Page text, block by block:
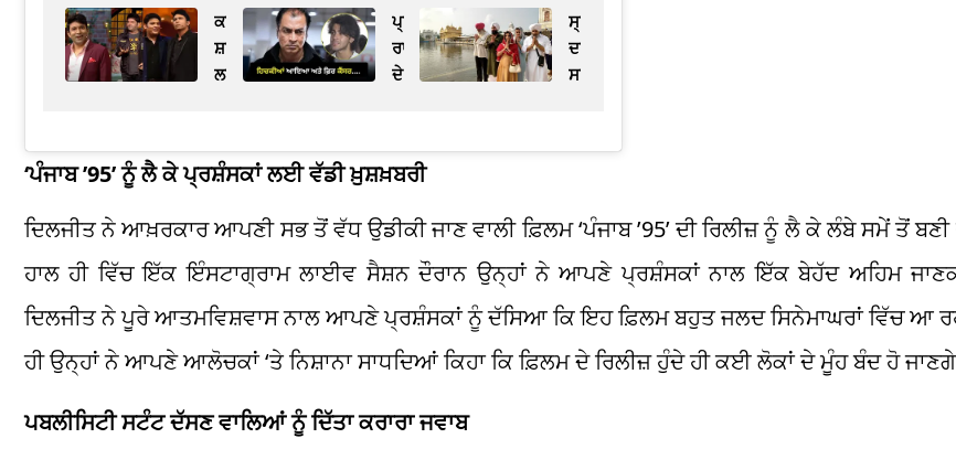
ਕਪਿਲ
ਸ਼ਰਮਾ
ਲਈ
ਨੇ
ਛੱਡਿਆ
ਜਾਣੋ
ਦੀ
ਦਿਲਚਸਪ
ਪ੍ਰਦੀਪ
ਰਾਵਤ
ਦੇ
ਪੁੱਤਰ
ਨੇ
ਦਿਲ
ਝੰਝੋੜ
ਦੇਣ
ਵਾਲੀਆਂ
ਗੱਲਾਂ
ਸ੍ਰੀ
ਦਰਬਾਰ
ਸਾਹਿਬ
ਰਾਜ
ਅਗਸਤ
ਰਿਲੀਜ਼
ਹੋ
ਫਿਲਮ
‘ਪੰਜਾਬ ’95’ ਨੂੰ ਲੈ ਕੇ ਪ੍ਰਸ਼ੰਸਕਾਂ ਲਈ ਵੱਡੀ ਖ਼ੁਸ਼ਖ਼ਬਰੀ
ਦਿਲਜੀਤ ਨੇ ਆਖ਼ਰਕਾਰ ਆਪਣੀ ਸਭ ਤੋਂ ਵੱਧ ਉਡੀਕੀ ਜਾਣ ਵਾਲੀ ਫ਼ਿਲਮ ‘ਪੰਜਾਬ ’95’ ਦੀ ਰਿਲੀਜ਼ ਨੂੰ ਲੈ ਕੇ ਲੰਬੇ ਸਮੇਂ ਤੋਂ ਬਣੀ
ਹਾਲ ਹੀ ਵਿੱਚ ਇੱਕ ਇੰਸਟਾਗ੍ਰਾਮ ਲਾਈਵ ਸੈਸ਼ਨ ਦੌਰਾਨ ਉਨ੍ਹਾਂ ਨੇ ਆਪਣੇ ਪ੍ਰਸ਼ੰਸਕਾਂ ਨਾਲ ਇੱਕ ਬੇਹੱਦ ਅਹਿਮ
ਦਿਲਜੀਤ ਨੇ ਪੂਰੇ ਆਤਮਵਿਸ਼ਵਾਸ ਨਾਲ ਆਪਣੇ ਪ੍ਰਸ਼ੰਸਕਾਂ ਨੂੰ ਦੱਸਿਆ ਕਿ ਇਹ ਫ਼ਿਲਮ ਬਹੁਤ ਜਲਦ ਸਿਨੇਮਾਘਰਾਂ ਵਿੱਚ ਆ
ਹੀ ਉਨ੍ਹਾਂ ਨੇ ਆਪਣੇ ਆਲੋਚਕਾਂ ‘ਤੇ ਨਿਸ਼ਾਨਾ ਸਾਧਦਿਆਂ ਕਿਹਾ ਕਿ ਫ਼ਿਲਮ ਦੇ ਰਿਲੀਜ਼ ਹੁੰਦੇ ਹੀ ਕਈ ਲੋਕਾਂ ਦੇ ਮੂੰਹ ਬੰਦ ਹੋ
ਪਬਲੀਸਿਟੀ ਸਟੰਟ ਦੱਸਣ ਵਾਲਿਆਂ ਨੂੰ ਦਿੱਤਾ ਕਰਾਰਾ ਜਵਾਬ